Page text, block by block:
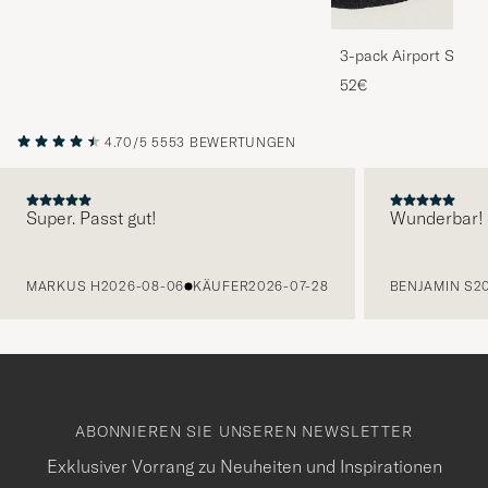
3-pack Airport
Melange
52€
4.70/5 5553 BEWERTUNGEN
Super. Passt gut!
MARKUS H2026-08-06 KÄUFER2026-07-28
Wunderbar!
BENJAMIN S
ABONNIEREN SIE UNSEREN NEWSLETTER
Exklusiver Vorrang zu Neuheiten und Inspirationen